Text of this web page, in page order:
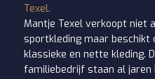
Texel.
Mantje Texel verkoopt niet
sportkleding maar beschikt
klassieke en nette kleding.
familiebedrijf staan al jaren